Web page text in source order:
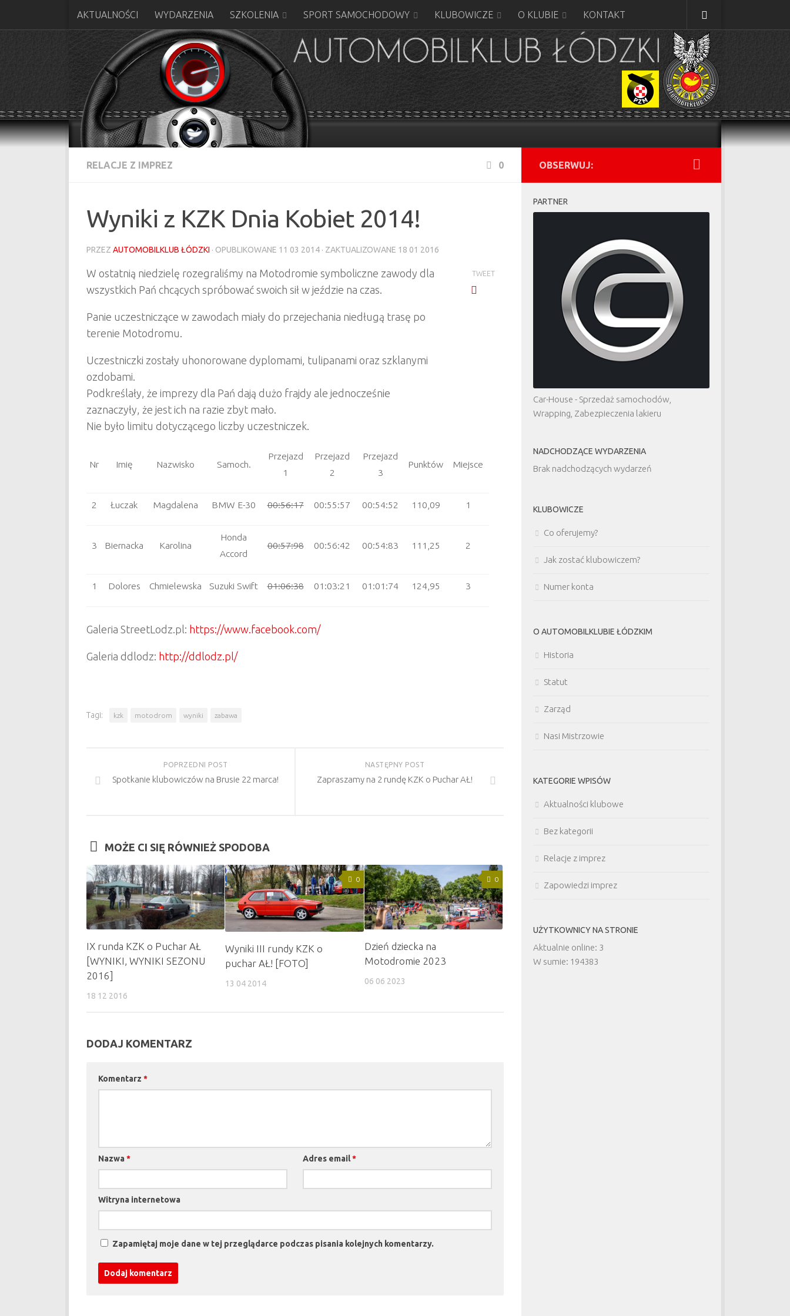
Skip to content
AKTUALNOŚCI WYDARZENIA SZKOLENIA SPORT SAMOCHODOWY KLUBOWICZE O KLUBIE KONTAKT
RELACJE Z IMPREZ 0
Wyniki z KZK Dnia Kobiet 2014!
PRZEZ AUTOMOBILKLUB ŁÓDZKI · OPUBLIKOWANE 11 03 2014 · ZAKTUALIZOWANE 18 01 2016
W ostatnią niedzielę rozegraliśmy na Motodromie symboliczne zawody dla
wszystkich Pań chcących spróbować swoich sił w jeździe na czas.
Panie uczestniczące w zawodach miały do przejechania niedługą trasę po
terenie Motodromu.
Uczestniczki zostały uhonorowane dyplomami, tulipanami oraz szklanymi
ozdobami.
Podkreślały, że imprezy dla Pań dają dużo frajdy ale jednocześnie
zaznaczyły, że jest ich na razie zbyt mało.
Nie było limitu dotyczącego liczby uczestniczek.
Nr Imię Nazwisko Samoch.
Przejazd
1
Przejazd
2
Przejazd
3
Punktów Miejsce
2 Łuczak Magdalena BMW E-30 00:56:17 00:55:57 00:54:52 110,09 1
3 Biernacka Karolina
Honda
Accord
00:57:98 00:56:42 00:54:83 111,25 2
1 Dolores Chmielewska Suzuki Swift 01:06:38 01:03:21 01:01:74 124,95 3
Galeria StreetLodz.pl: https://www.facebook.com/
Galeria ddlodz: http://ddlodz.pl/
TWEET
Tagi: kzk motodrom wyniki zabawa
NASTĘPNY POST
Zapraszamy na 2 rundę KZK o Puchar AŁ!
POPRZEDNI POST
Spotkanie klubowiczów na Brusie 22 marca!
MOŻE CI SIĘ RÓWNIEŻ SPODOBA
IX runda KZK o Puchar AŁ
[WYNIKI, WYNIKI SEZONU
2016]
18 12 2016
0
Wyniki III rundy KZK o
puchar AŁ! [FOTO]
13 04 2014
0
Dzień dziecka na
Motodromie 2023
06 06 2023
DODAJ KOMENTARZ
Komentarz *
Nazwa * Adres email*
Witryna internetowa
Zapamiętaj moje dane w tej przeglądarce podczas pisania kolejnych komentarzy.
OBSERWUJ:
PARTNER
Car-House - Sprzedaż samochodów,
Wrapping, Zabezpieczenia lakieru
NADCHODZĄCE WYDARZENIA
Brak nadchodzących wydarzeń
KLUBOWICZE
Co oferujemy?
Jak zostać klubowiczem?
Numer konta
O AUTOMOBILKLUBIE ŁÓDZKIM
Historia
Statut
Zarząd
Nasi Mistrzowie
KATEGORIE WPISÓW
Aktualności klubowe
Bez kategorii
Relacje z imprez
Zapowiedzi imprez
UŻYTKOWNICY NA STRONIE
Aktualnie online: 3
W sumie: 194383